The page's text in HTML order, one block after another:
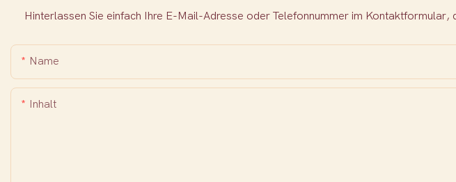
Hinterlassen Sie einfach Ihre E-Mail-Adresse oder Telefonnummer im
Name
Inhalt